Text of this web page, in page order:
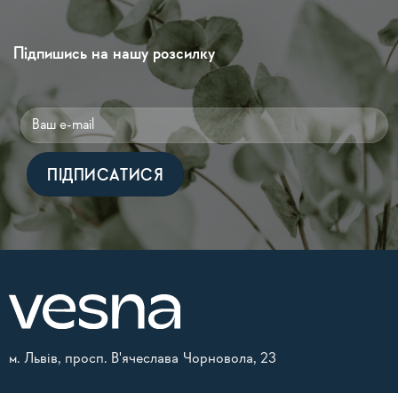
Підпишись на нашу розсилку
Alternative:
м. Львів, просп. В'ячеслава Чорновола, 23